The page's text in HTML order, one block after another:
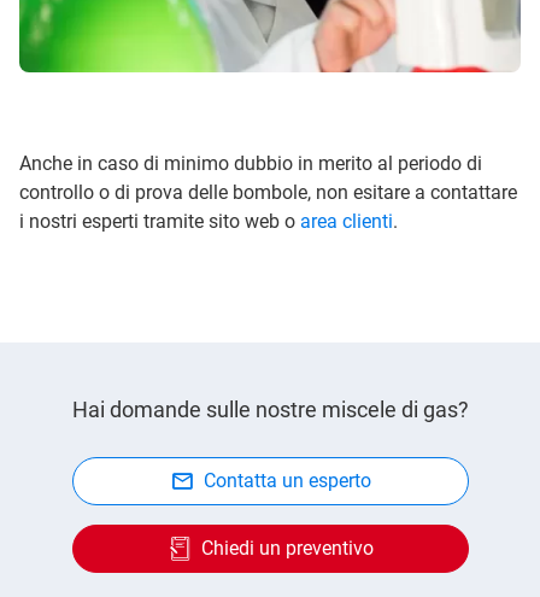
Anche in caso di minimo dubbio in merito al periodo di
controllo o di prova delle bombole, non esitare a contattare
i nostri esperti tramite sito web o area clienti.
Hai domande sulle nostre miscele di gas?
Contatta un esperto
Chiedi un preventivo